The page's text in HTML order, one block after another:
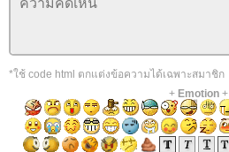
*ใช้ code html ตกแต่งข้อความได้เฉพาะสมาชิก
+ Emotion+